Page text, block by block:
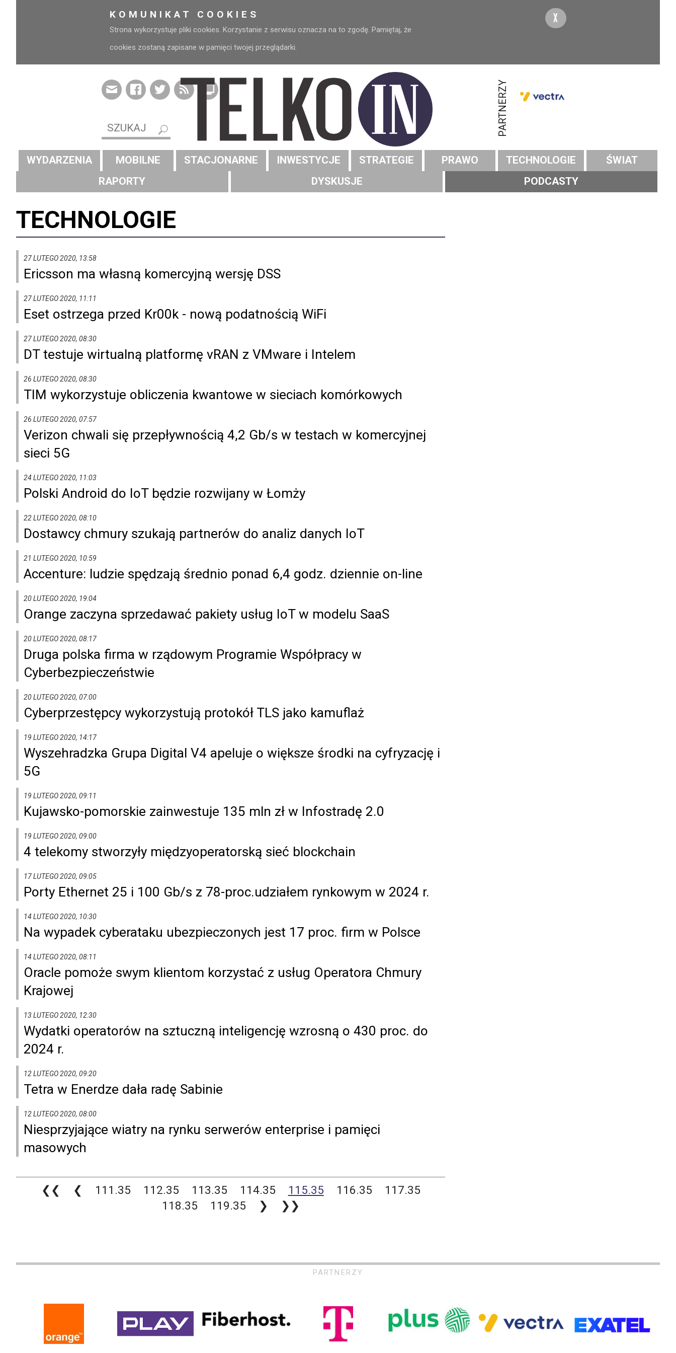
KOMUNIKAT COOKIES
Strona wykorzystuje pliki cookies. Korzystanie z serwisu oznacza na to zgodę. Pamiętaj, że
cookies zostaną zapisane w pamięci twojej przeglądarki.
X
PARTNERZY
WYDARZENIA MOBILNE STACJONARNE INWESTYCJE STRATEGIE PRAWO TECHNOLOGIE
ŚWIAT
RAPORTY
DYSKUSJE PODCASTY
TECHNOLOGIE
27 LUTEGO 2020, 13:58
Ericsson ma własną komercyjną wersję DSS
27 LUTEGO 2020, 11:11
Eset ostrzega przed Kr00k - nową podatnością WiFi
27 LUTEGO 2020, 08:30
DT testuje wirtualną platformę vRAN z VMware i Intelem
26 LUTEGO 2020, 08:30
TIM wykorzystuje obliczenia kwantowe w sieciach komórkowych
26 LUTEGO 2020, 07:57
Verizon chwali się przepływnością 4,2 Gb/s w testach w komercyjnej
sieci 5G
24 LUTEGO 2020, 11:03
Polski Android do IoT będzie rozwijany w Łomży
22 LUTEGO 2020, 08:10
Dostawcy chmury szukają partnerów do analiz danych IoT
21 LUTEGO 2020, 10:59
Accenture: ludzie spędzają średnio ponad 6,4 godz. dziennie on-line
20 LUTEGO 2020, 19:04
Orange zaczyna sprzedawać pakiety usług IoT w modelu SaaS
20 LUTEGO 2020, 08:17
Druga polska firma w rządowym Programie Współpracy w
Cyberbezpieczeństwie
20 LUTEGO 2020, 07:00
Cyberprzestępcy wykorzystują protokół TLS jako kamuflaż
19 LUTEGO 2020, 14:17
Wyszehradzka Grupa Digital V4 apeluje o większe środki na cyfryzację i
5G
19 LUTEGO 2020, 09:11
Kujawsko-pomorskie zainwestuje 135 mln zł w Infostradę 2.0
19 LUTEGO 2020, 09:00
4 telekomy stworzyły międzyoperatorską sieć blockchain
17 LUTEGO 2020, 09:05
Porty Ethernet 25 i 100 Gb/s z 78-proc.udziałem rynkowym w 2024 r.
14 LUTEGO 2020, 10:30
Na wypadek cyberataku ubezpieczonych jest 17 proc. firm w Polsce
14 LUTEGO 2020, 08:11
Oracle pomoże swym klientom korzystać z usług Operatora Chmury
Krajowej
13 LUTEGO 2020, 12:30
Wydatki operatorów na sztuczną inteligencję wzrosną o 430 proc. do
2024 r.
12 LUTEGO 2020, 09:20
Tetra w Enerdze dała radę Sabinie
12 LUTEGO 2020, 08:00
Niesprzyjające wiatry na rynku serwerów enterprise i pamięci
masowych
❮❮ ❮ 111.35 112.35 113.35 114.35 115.35 116.35
117.35
118.35
119.35 ❯ ❯❯
PARTNERZY